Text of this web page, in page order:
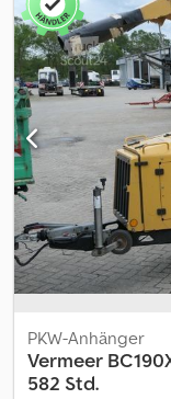
Dedpfx Amjzc
TÜV-Abnahme. Falls
wir Ihnen gerne ein
Fahrzeug kann mit
Es gelten unsere
Gerne erstellen wir
oder
PKW-Anhänger
Vermeer
582 Std.